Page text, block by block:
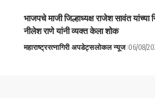
भाजपचे माजी जिल्हाध्यक्ष राजेश सावंत यांच्या
नीलेश राणे यांनी व्यक्त केला शोक
महाराष्ट्ररत्नागिरी अपडेट्सलोकल न्यूज 06/08/